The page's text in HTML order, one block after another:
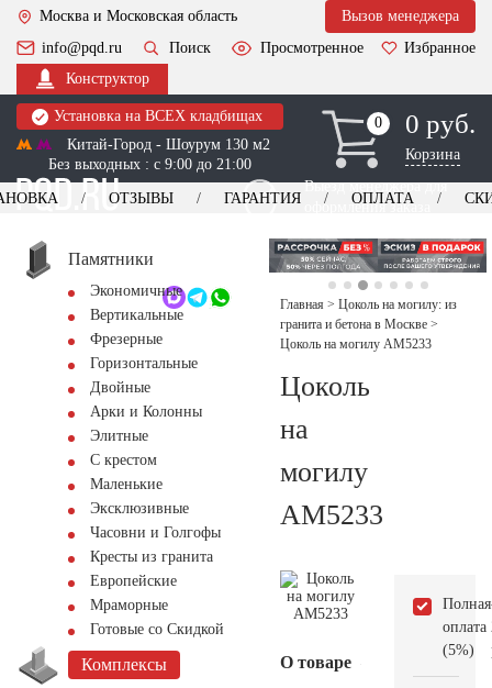
Москва и Московская область
Вызов менеджера
info@pqd.ru
Поиск Просмотренное
Избранное
Конструктор
Установка на ВСЕХ кладбищах
Китай-Город - Шоурум 130 м2
Без выходных : с 9:00 до 21:00
0
0 0 руб.
Корзина
Выезд менеджера для
оформления заказа
+7 (495) 518-44-23
Обратный звонок
ОТЗЫВЫ ГАРАНТИЯ ОПЛАТА
Памятники
Экономичные
Вертикальные
Фрезерные
Горизонтальные
Двойные
Арки и Колонны
Элитные
С крестом
Маленькие
Эксклюзивные
Часовни и Голгофы
Кресты из гранита
Европейские
Мраморные
Готовые со Скидкой
Комплексы
Главная > Цоколь на могилу: из
гранита и бетона в Москве >
Цоколь на могилу AM5233
Цоколь
на
могилу
AM5233
О товаре
Полная
оплата
(5%)